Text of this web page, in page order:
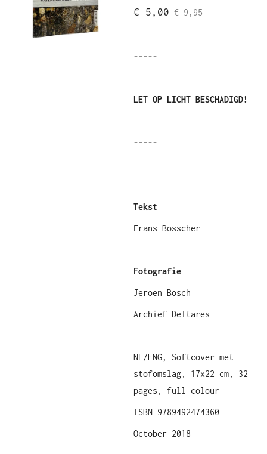
€ 5,00 € 9,95
-----
LET OP LICHT BESCHADIGD!
-----
Tekst
Frans Bosscher
Fotografie
Jeroen Bosch
Archief Deltares
NL/ENG, Softcover met
stofomslag, 17x22 cm, 32
pages, full colour
ISBN 9789492474360
October 2018